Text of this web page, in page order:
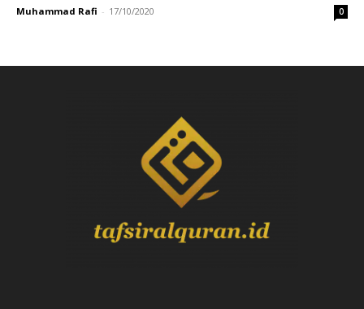
Muhammad Rafi - 17/10/2020 0